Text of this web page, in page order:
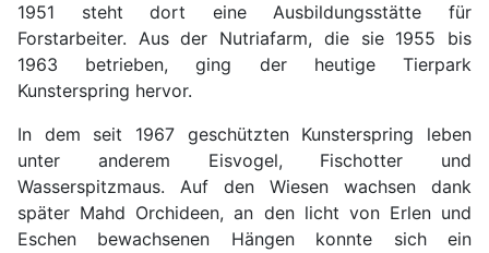
1951 steht dort eine Ausbildungsstätte für
Forstarbeiter. Aus der Nutriafarm, die sie 1955 bis
1963 betrieben, ging der heutige Tierpark
Kunsterspring hervor.
In dem seit 1967 geschützten Kunsterspring leben
unter anderem Eisvogel, Fischotter und
Wasserspitzmaus. Auf den Wiesen wachsen dank
später Mahd Orchideen, an den licht von Erlen und
Eschen bewachsenen Hängen konnte sich ein